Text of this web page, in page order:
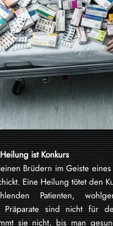
ist Konkurs
Brüdern im Geiste
Eine Heilung tötet den
Patienten,
Präparate sind nicht für
sie nicht, bis man